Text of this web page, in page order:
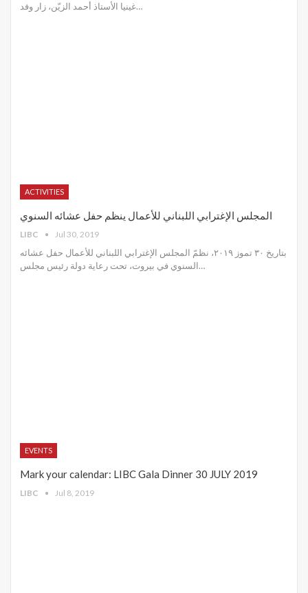
غينيا الأستاذ أحمد الزيّن، زار وفد…
ACTIVITIES
المجلس الإغترابي اللبناني للأعمال ينظم حفل عشائه السنوي
LIBC Jul 30, 2019
بتاريخ ٣٠ تموز ٢٠١٩، نظمّ المجلس الإغترابي اللبناني للأعمال حفل عشائه
السنوي في بيروت، تحت رعاية دولة رئيس مجلس…
EVENTS
Mark your calendar: LIBC Gala Dinner 30 JULY 2019
LIBC Jul 8, 2019